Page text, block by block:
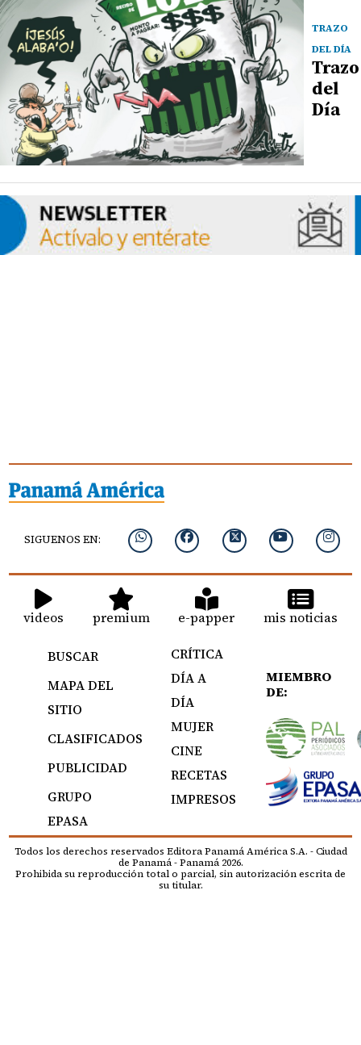
TRAZO
DEL DÍA
Trazo
del
Día
SIGUENOS EN:
videos premium e-papper mis noticias
BUSCAR
MAPA DEL
SITIO
CLASIFICADOS
PUBLICIDAD
GRUPO
EPASA
CRÍTICA
DÍA A
DÍA
MUJER
CINE
RECETAS
IMPRESOS
MIEMBRO
DE:
Todos los derechos reservados Editora Panamá América S.A. - Ciudad
de Panamá - Panamá 2026.
Prohibida su reproducción total o parcial, sin autorización escrita de
su titular.